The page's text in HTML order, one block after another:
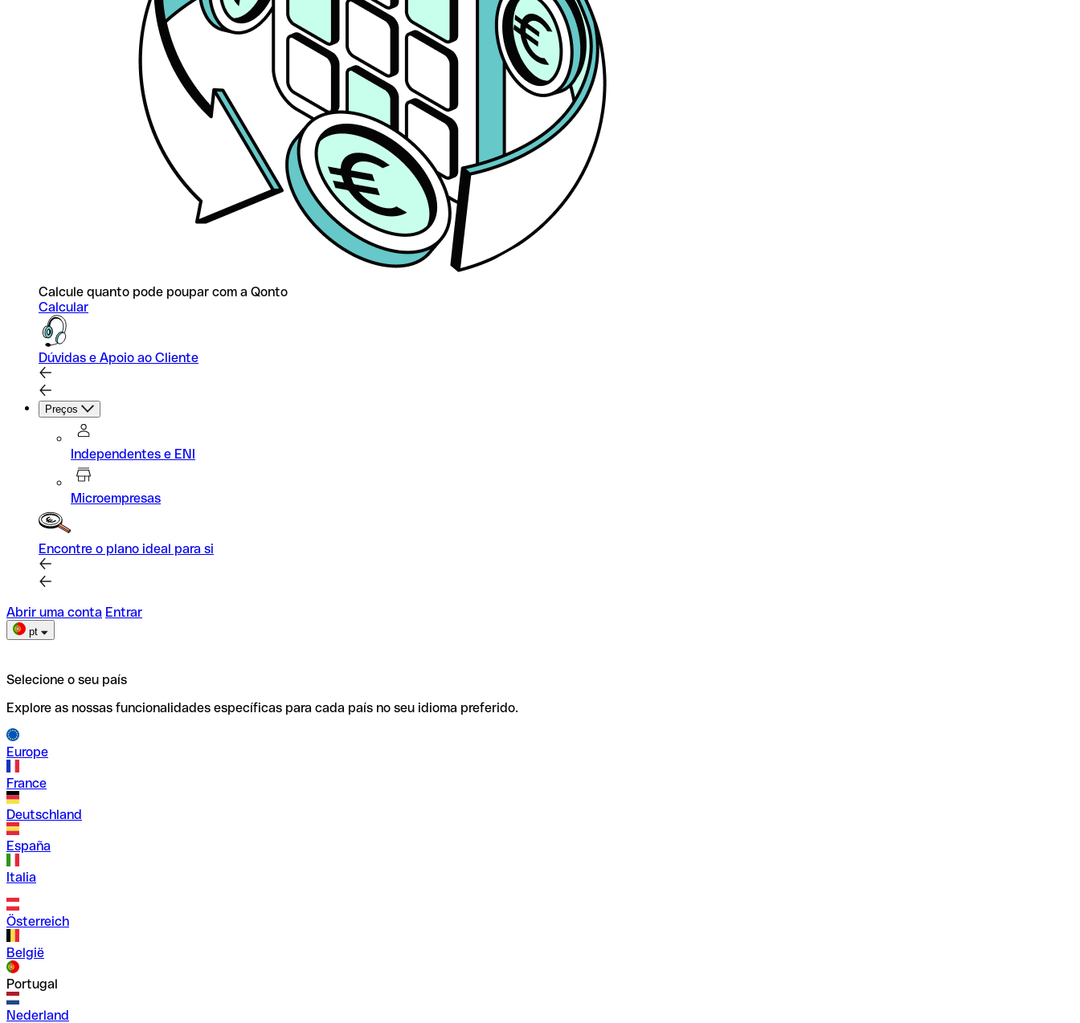
Calcule quanto pode poupar com a Qonto
Calcular
Dúvidas e Apoio ao Cliente
Preços
Independentes e ENI
Microempresas
Encontre o plano ideal para si
Abrir uma conta Entrar
pt
Selecione o seu país
Explore as nossas funcionalidades específicas para cada país no seu idioma preferido.
Europe
France
Deutschland
España
Italia
Österreich
België
Portugal
Nederland